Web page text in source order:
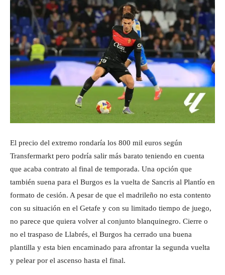
El precio del extremo rondaría los 800 mil euros según
Transfermarkt pero podría salir más barato teniendo en cuenta
que acaba contrato al final de temporada. Una opción que
también suena para el Burgos es la vuelta de Sancris al Plantío en
formato de cesión. A pesar de que el madrileño no esta contento
con su situación en el Getafe y con su limitado tiempo de juego,
no parece que quiera volver al conjunto blanquinegro. Cierre o
no el traspaso de Llabrés, el Burgos ha cerrado una buena
plantilla y esta bien encaminado para afrontar la segunda vuelta
y pelear por el ascenso hasta el final.